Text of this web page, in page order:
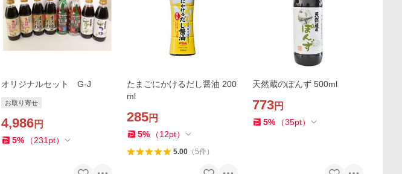
オリジナルセット G-J
お取り寄せ
4,986円
5% （231 pt）
たまごにかけるだし醤油 200
ml
285円
5% （12pt）
5.00（5件）
天然蔵のぽんず 500ml
773円
5% （35pt）